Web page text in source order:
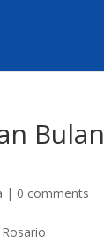
Bulan
| 0 comments